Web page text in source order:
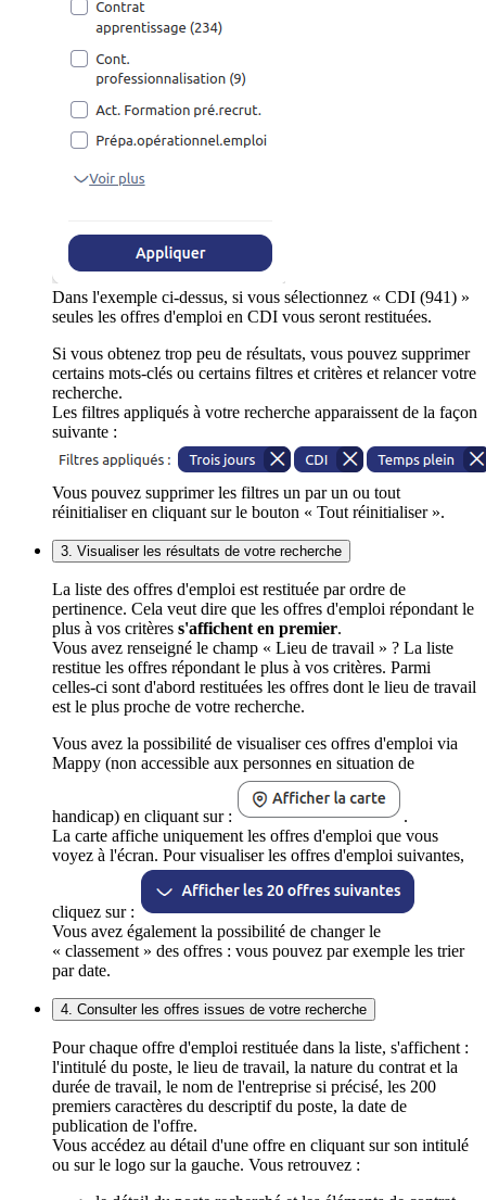
Dans l'exemple ci-dessus, si vous sélectionnez « CDI (941) »
seules les offres d'emploi en CDI vous seront restituées.
Si vous obtenez trop peu de résultats, vous pouvez supprimer
certains mots-clés ou certains filtres et critères et relancer votre
recherche.
Les filtres appliqués à votre recherche apparaissent de la façon
suivante :
Vous pouvez supprimer les filtres un par un ou tout
réinitialiser en cliquant sur le bouton « Tout réinitialiser ».
3. Visualiser les résultats de votre recherche
La liste des offres d'emploi est restituée par ordre de
pertinence. Cela veut dire que les offres d'emploi répondant le
plus à vos critères s'affichent en premier.
Vous avez renseigné le champ « Lieu de travail » ? La liste
restitue les offres répondant le plus à vos critères. Parmi
celles-ci sont d'abord restituées les offres dont le lieu de travail
est le plus proche de votre recherche.
Vous avez la possibilité de visualiser ces offres d'emploi via
Mappy (non accessible aux personnes en situation de
handicap) en cliquant sur :
.
La carte affiche uniquement les offres d'emploi que vous
voyez à l'écran. Pour visualiser les offres d'emploi suivantes,
cliquez sur :
Vous avez également la possibilité de changer le
« classement » des offres : vous pouvez par exemple les trier
par date.
4. Consulter les offres issues de votre recherche
Pour chaque offre d'emploi restituée dans la liste, s'affichent :
l'intitulé du poste, le lieu de travail, la nature du contrat et la
durée de travail, le nom de l'entreprise si précisé, les 200
premiers caractères du descriptif du poste, la date de
publication de l'offre.
Vous accédez au détail d'une offre en cliquant sur son intitulé
ou sur le logo sur la gauche. Vous retrouvez :